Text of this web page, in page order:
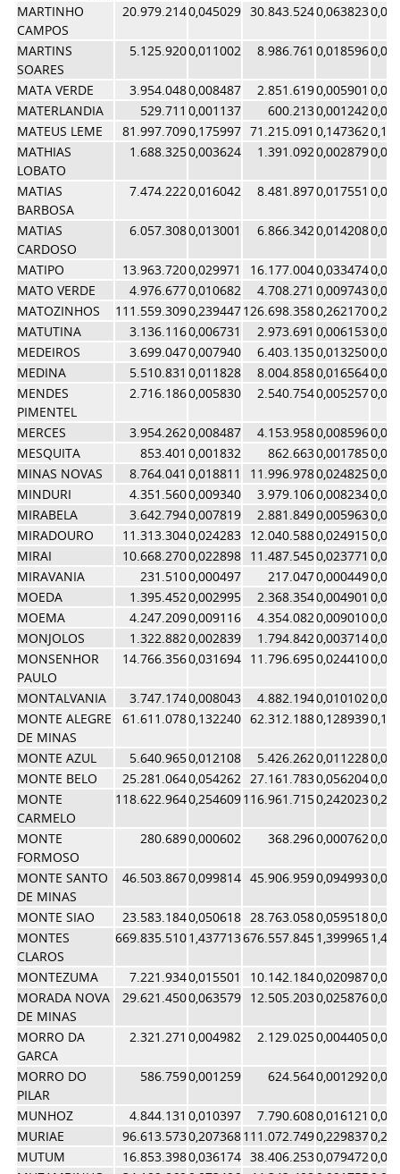
MARTINHO
CAMPOS
20.979.2140,045029 30.843.5240,063823
MARTINS
SOARES
5.125.9200,011002 8.986.761 0,018596
MATA VERDE 3.954.0480,008487 2.851.6190,005901
MATERLANDIA
529.711 0,001137 600.2130,001242
MATEUS LEME
81.997.7090,175997 71.215.091 0,147362
MATHIAS
LOBATO
1.688.3250,003624 1.391.0920,002879
MATIAS
BARBOSA
7.474.2220,016042 8.481.8970,017551
MATIAS
CARDOSO
6.057.3080,013001 6.866.3420,014208
MATIPO 13.963.7200,029971 16.177.0040,033474
MATO VERDE
4.976.6770,010682 4.708.271 0,009743
MATOZINHOS
111.559.3090,239447126.698.3580,262170
MATUTINA
3.136.1160,006731 2.973.691 0,006153
MEDEIROS
3.699.0470,007940 6.403.1350,013250
MEDINA
5.510.831 0,011828 8.004.8580,016564
MENDES
PIMENTEL
2.716.1860,005830 2.540.7540,005257
MERCES 3.954.2620,008487 4.153.9580,008596
MESQUITA
853.401 0,001832 862.6630,001785
MINAS NOVAS
8.764.041 0,018811 11.996.9780,024825
MINDURI
4.351.5600,009340 3.979.1060,008234
MIRABELA
3.642.7940,007819 2.881.8490,005963
MIRADOURO
11.313.3040,024283 12.040.5880,024915
MIRAI
10.668.2700,022898 11.487.5450,023771
MIRAVANIA
231.5100,000497 217.0470,000449
MOEDA
1.395.4520,002995 2.368.3540,004901
MOEMA
4.247.2090,009116 4.354.0820,009010
MONJOLOS
1.322.8820,002839 1.794.8420,003714
MONSENHOR
PAULO
14.766.3560,031694 11.796.6950,024410
MONTALVANIA 3.747.1740,008043 4.882.1940,010102
MONTE ALEGRE
DE MINAS
61.611.0780,132240 62.312.1880,128939
MONTE AZUL 5.640.9650,012108 5.426.2620,011228
MONTE BELO
25.281.0640,054262 27.161.7830,056204
MONTE
CARMELO
118.622.9640,254609116.961.7150,242023
MONTE
FORMOSO
280.6890,000602 368.2960,000762
MONTE SANTO
DE MINAS
46.503.8670,099814 45.906.9590,094993
MONTE SIAO 23.583.1840,050618 28.763.0580,059518
MONTES
CLAROS
669.835.5101,437713676.557.8451,399965
MONTEZUMA 7.221.9340,015501 10.142.1840,020987
MORADA NOVA
DE MINAS
29.621.4500,063579 12.505.2030,025876
MORRO DA
GARCA
2.321.271 0,004982 2.129.0250,004405
MORRO DO
PILAR
586.7590,001259 624.5640,001292
MUNHOZ 4.844.131 0,010397 7.790.6080,016121
MURIAE
96.613.5730,207368111.072.7490,229837
MUTUM
16.853.3980,036174 38.406.2530,079472